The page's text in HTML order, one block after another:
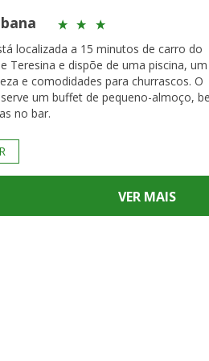
localizada a 15 minutos de carro do
Teresina e dispõe de uma piscina, um
e comodidades para churrascos. O
um buffet de pequeno-almoço,
no bar.
VER MAIS